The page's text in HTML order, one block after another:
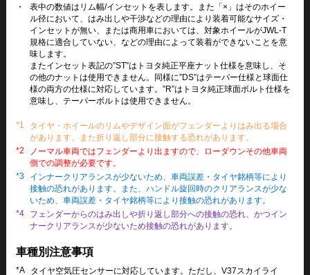
・
表中の数値はリム幅/インセットを表します。また「×」はそのホイー
ル径において、はみ出しや干渉などの理由により装着可能なサイズ・
インセットが無い、または商用車においては、対象ホイールがJWL-T
規格に適合していない、などの理由によって装着ができないことを意
味します。
またインセット表記の”ST”はトヨタ純正平座ナット仕様を意味し、そ
の他のナットは使用できません。同様に”DS”はテーパー仕様と球面仕
様の両方の仕様に対応しています。”R”はトヨタ純正球面ボルト仕様を
意味し、テーパーボルトは使用できません。
*1
タイヤ・ホイールのリムやデザイン面がフェンダーよりはみ出る場合
があります。また折り返し部分に接触する恐れがあります。
*2
ノーマル車両ではフェンダーより出ますので、ローダウンその他車両
側での調整が必要です。
*3
インナークリアランスが少ないため、車両誤差・タイヤ銘柄等により
接触の恐れがあります。また、ハンドル旋回時のクリアランスが少な
いため、車両誤差・タイヤ銘柄等により接触の恐れがあります。
*4
フェンダーからのはみ出しや折り返し部分への接触の恐れ、かつイン
ナークリアランスが少ないため接触の恐れがあります。
車種別注意事項
*A タイヤ空気圧センサーに対応しています。ただし、V37スカイライ